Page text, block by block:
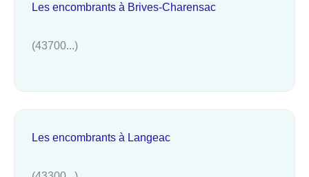
Les encombrants à Brives-Charensac
(43700...)
Les encombrants à Langeac